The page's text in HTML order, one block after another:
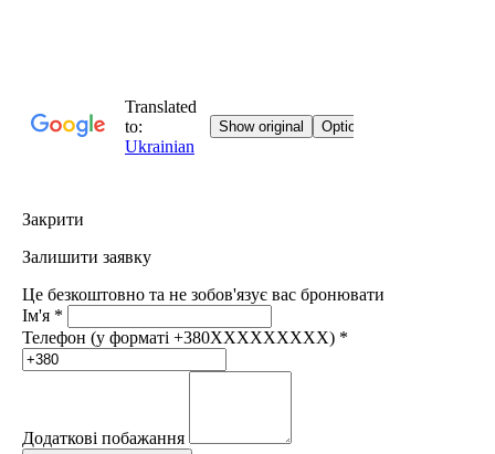
Закрити
Залишити заявку
Це безкоштовно та не зобов'язує вас бронювати
Ім'я *
Телефон (у форматі +380XXXXXXXXX) *
Додаткові побажання